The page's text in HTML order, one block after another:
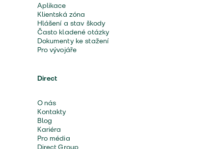
Aplikace
Klientská zóna
Hlášení a stav škody
Často kladené otázky
Dokumenty ke stažení
Pro vývojáře
Direct
O nás
Kontakty
Blog
Kariéra
Pro média
Direct Group